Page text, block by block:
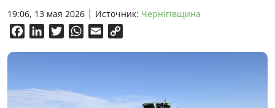
19:06, 13 мая 2026 Источник: Чернігівщина
FacebookLinkedInTwitterWhatsApp
Email